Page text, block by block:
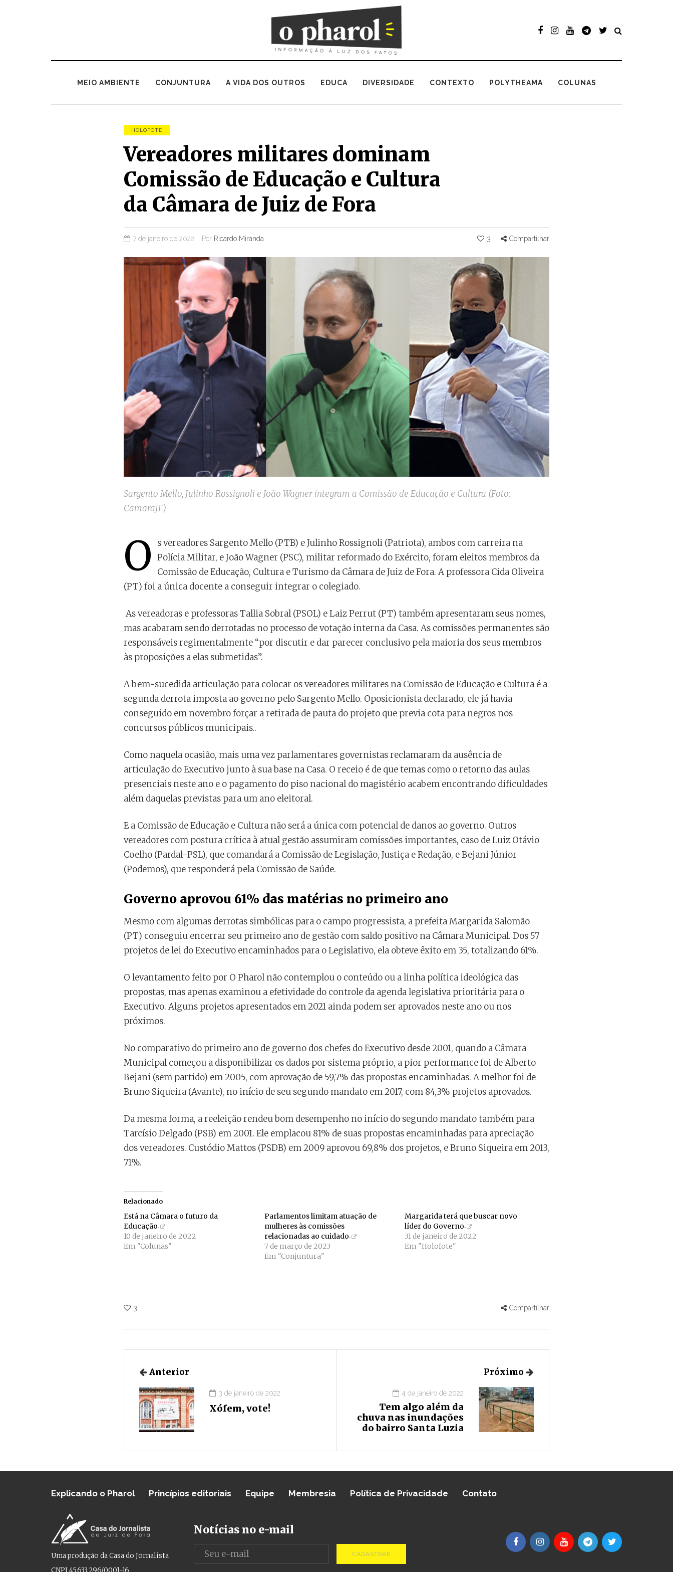
MEIO AMBIENTE CONJUNTURA A VIDA DOS OUTROS EDUCA DIVERSIDADE CONTEXTO POLYTHEAMA COLUNAS
HOLOFOTE
Vereadores militares dominam
Comissão de Educação e Cultura
da Câmara de Juiz de Fora
7 de janeiro de 2022 Por Ricardo Miranda 3 Compartilhar
Sargento Mello, Julinho Rossignoli e João Wagner integram a Comissão de Educação e Cultura (Foto:
CamaraJF)
O
s vereadores Sargento Mello (PTB) e Julinho Rossignoli (Patriota), ambos com carreira na
Polícia Militar, e João Wagner (PSC), militar reformado do Exército, foram eleitos membros da
Comissão de Educação, Cultura e Turismo da Câmara de Juiz de Fora. A professora Cida Oliveira
(PT) foi a única docente a conseguir integrar o colegiado.
As vereadoras e professoras Tallia Sobral (PSOL) e Laiz Perrut (PT) também apresentaram seus nomes,
mas acabaram sendo derrotadas no processo de votação interna da Casa. As comissões permanentes são
responsáveis regimentalmente “por discutir e dar parecer conclusivo pela maioria dos seus membros
às proposições a elas submetidas”.
A bem-sucedida articulação para colocar os vereadores militares na Comissão de Educação e Cultura é a
segunda derrota imposta ao governo pelo Sargento Mello. Oposicionista declarado, ele já havia
conseguido em novembro forçar a retirada de pauta do projeto que previa cota para negros nos
concursos públicos municipais..
Como naquela ocasião, mais uma vez parlamentares governistas reclamaram da ausência de
articulação do Executivo junto à sua base na Casa. O receio é de que temas como o retorno das aulas
presenciais neste ano e o pagamento do piso nacional do magistério acabem encontrando dificuldades
além daquelas previstas para um ano eleitoral.
E a Comissão de Educação e Cultura não será a única com potencial de danos ao governo. Outros
vereadores com postura crítica à atual gestão assumiram comissões importantes, caso de Luiz Otávio
Coelho (Pardal-PSL), que comandará a Comissão de Legislação, Justiça e Redação, e Bejani Júnior
(Podemos), que responderá pela Comissão de Saúde.
Governo aprovou 61% das matérias no primeiro ano
Mesmo com algumas derrotas simbólicas para o campo progressista, a prefeita Margarida Salomão
(PT) conseguiu encerrar seu primeiro ano de gestão com saldo positivo na Câmara Municipal. Dos 57
projetos de lei do Executivo encaminhados para o Legislativo, ela obteve êxito em 35, totalizando 61%.
O levantamento feito por O Pharol não contemplou o conteúdo ou a linha política ideológica das
propostas, mas apenas examinou a efetividade do controle da agenda legislativa prioritária para o
Executivo. Alguns projetos apresentados em 2021 ainda podem ser aprovados neste ano ou nos
próximos.
No comparativo do primeiro ano de governo dos chefes do Executivo desde 2001, quando a Câmara
Municipal começou a disponibilizar os dados por sistema próprio, a pior performance foi de Alberto
Bejani (sem partido) em 2005, com aprovação de 59,7% das propostas encaminhadas. A melhor foi de
Bruno Siqueira (Avante), no início de seu segundo mandato em 2017, com 84,3% projetos aprovados.
Da mesma forma, a reeleição rendeu bom desempenho no início do segundo mandato também para
Tarcísio Delgado (PSB) em 2001. Ele emplacou 81% de suas propostas encaminhadas para apreciação
dos vereadores. Custódio Mattos (PSDB) em 2009 aprovou 69,8% dos projetos, e Bruno Siqueira em 2013,
71%.
Relacionado
Está na Câmara o futuro da
Educação
10 de janeiro de 2022
Em "Colunas"
Parlamentos limitam atuação de
mulheres às comissões
relacionadas ao cuidado
7 de março de 2023
Em "Conjuntura"
Margarida terá que buscar novo
líder do Governo
31 de janeiro de 2022
Em "Holofote"
3 Compartilhar
Anterior
3 de janeiro de 2022
Xófem, vote!
Próximo
4 de janeiro de 2022
Tem algo além da
chuva nas inundações
do bairro Santa Luzia
Explicando o Pharol Princípios editoriais Equipe Membresia Política de Privacidade Contato
Uma produção da Casa do Jornalista
CNPJ 45.633.296/0001-16
Notícias no e-mail
CADASTRAR